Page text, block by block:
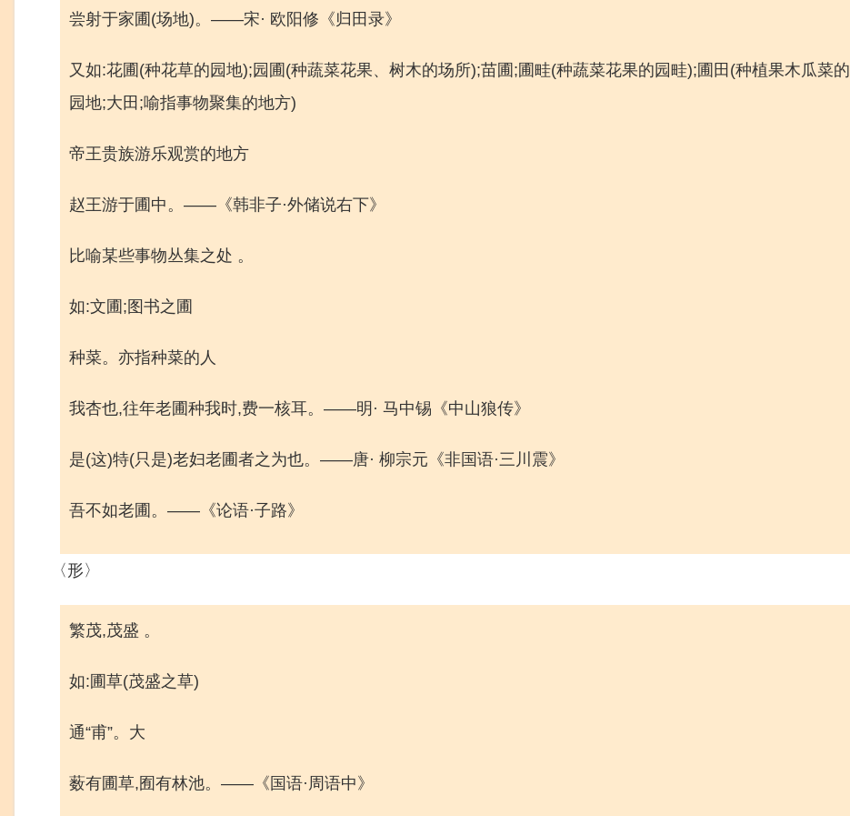
尝射于家圃(场地)。——宋· 欧阳修《归田录》
又如:花圃(种花草的园地);园圃(种蔬菜花果、树木的场所);苗圃;圃畦(种蔬菜花果的园畦);圃田(种植果木瓜菜的
园地;大田;喻指事物聚集的地方)
帝王贵族游乐观赏的地方
赵王游于圃中。——《韩非子·外储说右下》
比喻某些事物丛集之处 。
如:文圃;图书之圃
种菜。亦指种菜的人
我杏也,往年老圃种我时,费一核耳。——明· 马中锡《中山狼传》
是(这)特(只是)老妇老圃者之为也。——唐· 柳宗元《非国语·三川震》
吾不如老圃。——《论语·子路》
〈形〉
繁茂,茂盛 。
如:圃草(茂盛之草)
通“甫”。大
薮有圃草,囿有林池。——《国语·周语中》